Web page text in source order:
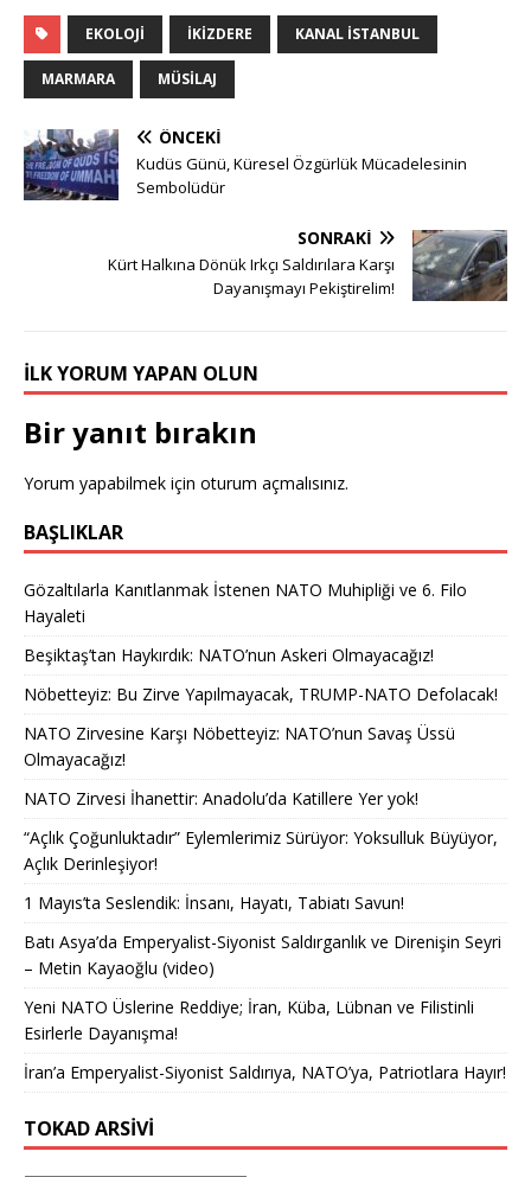
EKOLOJI İKIZDERE KANAL İSTANBUL
MARMARA MÜSILAJ
ÖNCEKI
Kudüs Günü, Küresel Özgürlük Mücadelesinin
Sembolüdür
SONRAKI
Kürt Halkına Dönük Irkçı Saldırılara Karşı
Dayanışmayı Pekiştirelim!
İLK YORUM YAPAN OLUN
Bir yanıt bırakın
Yorum yapabilmek için oturum açmalısınız.
BAŞLIKLAR
Gözaltılarla Kanıtlanmak İstenen NATO Muhipliği ve 6. Filo
Hayaleti
Beşiktaş’tan Haykırdık: NATO’nun Askeri Olmayacağız!
Nöbetteyiz: Bu Zirve Yapılmayacak, TRUMP-NATO Defolacak!
NATO Zirvesine Karşı Nöbetteyiz: NATO’nun Savaş Üssü
Olmayacağız!
NATO Zirvesi İhanettir: Anadolu’da Katillere Yer yok!
“Açlık Çoğunluktadır” Eylemlerimiz Sürüyor: Yoksulluk Büyüyor,
Açlık Derinleşiyor!
1 Mayıs’ta Seslendik: İnsanı, Hayatı, Tabiatı Savun!
Batı Asya’da Emperyalist-Siyonist Saldırganlık ve Direnişin Seyri
– Metin Kayaoğlu (video)
Yeni NATO Üslerine Reddiye; İran, Küba, Lübnan ve Filistinli
Esirlerle Dayanışma!
İran’a Emperyalist-Siyonist Saldırıya, NATO’ya, Patriotlara Hayır!
TOKAD ARSIVI